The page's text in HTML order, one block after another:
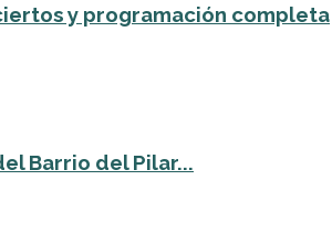
y programación completa
Barrio del Pilar...